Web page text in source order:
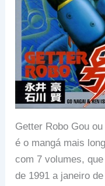
Getter Robo Gou
é o mangá mais
com 7 volumes,
de 1991 a janeiro